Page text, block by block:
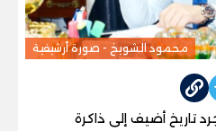
محمود الشويخ - صورة أرشيفية
تاريخ أضيف إلى ذاكرة